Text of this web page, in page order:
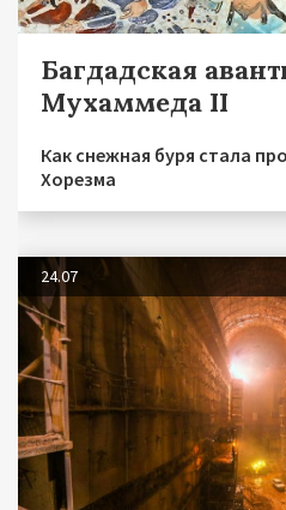
Багдадская
Мухаммеда II
Как снежная буря стала
Хорезма
24.07